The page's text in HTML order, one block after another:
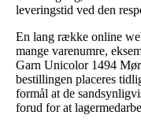
leveringstid ved den
En lang række online
mange varenumre,
Garn Unicolor 1494
bestillingen placeres
formål at de
forud for at